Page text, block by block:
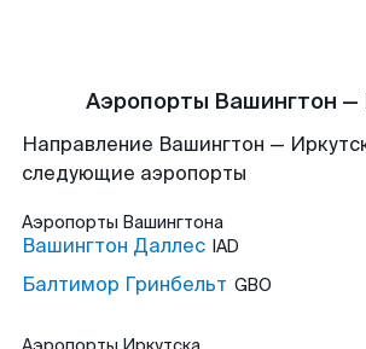
Аэропорты Вашингтон —
Направление Вашингтон —
следующие аэропорты
Аэропорты Вашингтона
Вашингтон Даллес IAD
Балтимор Гринбельт GBO